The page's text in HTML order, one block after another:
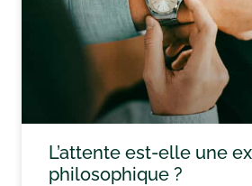
L’attente est-elle une
philosophique ?